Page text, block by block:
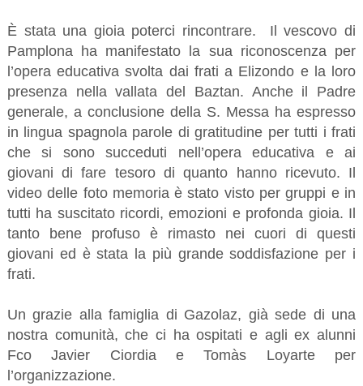
È stata una gioia poterci rincontrare. Il vescovo di
Pamplona ha manifestato la sua riconoscenza per
l’opera educativa svolta dai frati a Elizondo e la loro
presenza nella vallata del Baztan. Anche il Padre
generale, a conclusione della S. Messa ha espresso
in lingua spagnola parole di gratitudine per tutti i frati
che si sono succeduti nell’opera educativa e ai
giovani di fare tesoro di quanto hanno ricevuto. Il
video delle foto memoria è stato visto per gruppi e in
tutti ha suscitato ricordi, emozioni e profonda gioia. Il
tanto bene profuso è rimasto nei cuori di questi
giovani ed è stata la più grande soddisfazione per i
frati.
Un grazie alla famiglia di Gazolaz, già sede di una
nostra comunità, che ci ha ospitati e agli ex alunni
Fco Javier Ciordia e Tomàs Loyarte per
l’organizzazione.